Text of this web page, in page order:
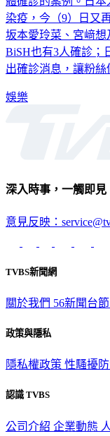
染疫，今（9）日又
坂本愛玲菜、宮﨑想
BiSH也有3人確診；
出確診消息，讓粉絲
娛樂
深入時事，一觸即見
意見反映：
TVBS新聞網
關於我們 56新聞台
政策與隱私
隱私權政策 性騷擾
認識 TVBS
公司介紹 企業動態